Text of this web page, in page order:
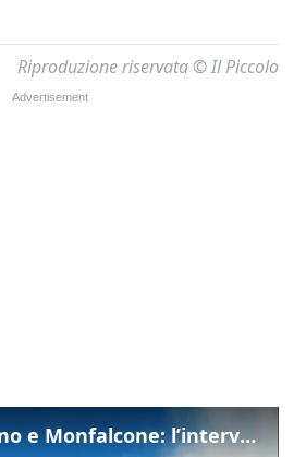
Riproduzione riservata © Il Piccolo
Incendio tra Duino e Monfalcone: l’intervento dei vigili del fuoco